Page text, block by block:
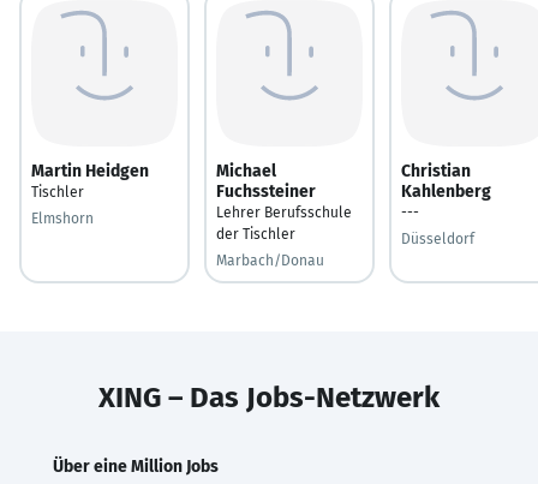
Martin Heidgen
Tischler
Elmshorn
Michael
Fuchssteiner
Lehrer Berufsschule
der Tischler
Marbach/Donau
Christian
Kahlenberg
---
Düsseldorf
XING – Das Jobs-Netzwerk
Über eine Million Jobs